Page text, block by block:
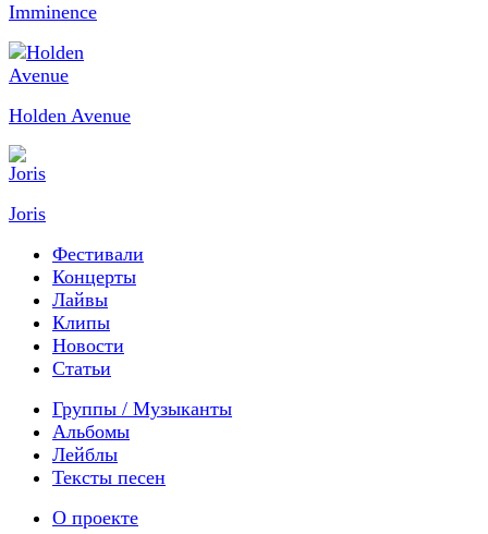
Imminence
Holden Avenue
Joris
Фестивали
Концерты
Лайвы
Клипы
Новости
Статьи
Группы / Музыканты
Альбомы
Лейблы
Тексты песен
О проекте